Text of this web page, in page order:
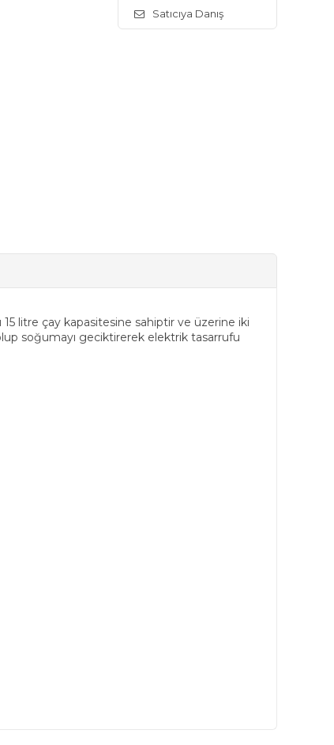
Satıcıya Danış
litre çay kapasitesine sahiptir ve üzerine iki
soğumayı geciktirerek elektrik tasarrufu